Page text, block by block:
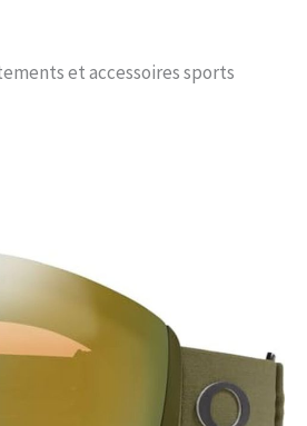
le vélo, la
et pratique pour
le Nouvel An, la Saint-
ou l'anniversaire de
proches et amis.
et accessoires sports